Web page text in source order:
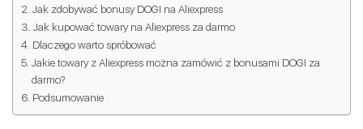
Jak zdobywać bonusy DOGI na Aliexpress
Jak kupować towary na Aliexpress za darmo
Dlaczego warto spróbować
Jakie towary z Aliexpress można zamówić z bonusami DOGI za
darmo?
Podsumowanie